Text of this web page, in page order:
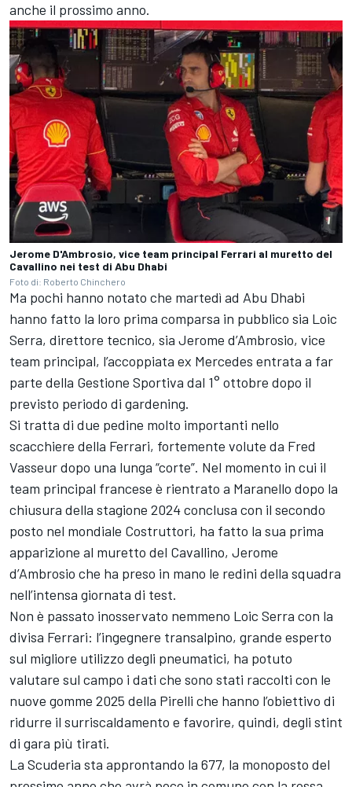
anche il prossimo anno.
Jerome D'Ambrosio, vice team principal Ferrari al muretto del
Cavallino nei test di Abu Dhabi
Foto di: Roberto Chinchero
Ma pochi hanno notato che martedì ad Abu Dhabi
hanno fatto la loro prima comparsa in pubblico sia Loic
Serra, direttore tecnico, sia Jerome d’Ambrosio, vice
team principal, l’accoppiata ex Mercedes entrata a far
parte della Gestione Sportiva dal 1° ottobre dopo il
previsto periodo di gardening.
Si tratta di due pedine molto importanti nello
scacchiere della Ferrari, fortemente volute da Fred
Vasseur dopo una lunga “corte”. Nel momento in cui il
team principal francese è rientrato a Maranello dopo la
chiusura della stagione 2024 conclusa con il secondo
posto nel mondiale Costruttori, ha fatto la sua prima
apparizione al muretto del Cavallino, Jerome
d’Ambrosio che ha preso in mano le redini della squadra
nell’intensa giornata di test.
Non è passato inosservato nemmeno Loic Serra con la
divisa Ferrari: l’ingegnere transalpino, grande esperto
sul migliore utilizzo degli pneumatici, ha potuto
valutare sul campo i dati che sono stati raccolti con le
nuove gomme 2025 della Pirelli che hanno l’obiettivo di
ridurre il surriscaldamento e favorire, quindi, degli stint
di gara più tirati.
La Scuderia sta approntando la 677, la monoposto del